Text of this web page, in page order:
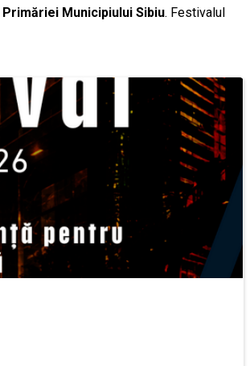
Primăriei Municipiului Sibiu. Festivalul